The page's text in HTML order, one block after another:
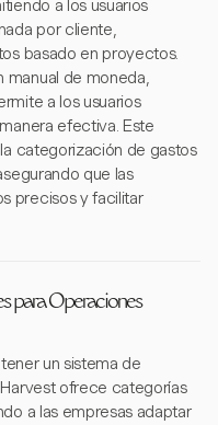
a los usuarios
por cliente,
basado en proyectos.
manual de moneda,
a los usuarios
efectiva. Este
categorización de gastos
que las
precisos y facilitar
para Operaciones
un sistema de
ofrece categorías
a las empresas adaptar